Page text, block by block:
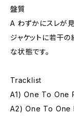
盤質
A わずかにスレが見
ジャケットに若干
な状態です。
Tracklist
A1) One To One
A2) One To One